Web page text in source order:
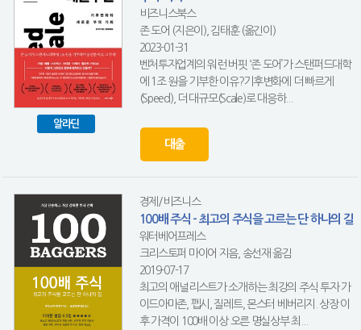
알라딘
비즈니스북스
존 도어 (지은이), 김태훈 (옮긴이)
2023-01-31
벤처투자업계의 워런 버핏 ‘존 도어’가 스탠퍼드대학
에 1조 원을 기부한 이유?기후변화에 더 빠르게
(Speed), 더 대규모(Scale)로 대응하...
대출
경제/비즈니스
100배 주식 - 최고의 주식을 고르는 단 하나의 길
워터베어프레스
크리스토퍼 마이어 지음, 송선재 옮김
2019-07-17
최고의 애널리스트가 소개하는 최강의 주식 투자 가
이드아마존, 펩시, 질레트, 몬스터 베버리지. 상장 이
후 가격이 100배 이상 오른 명실상부 최...